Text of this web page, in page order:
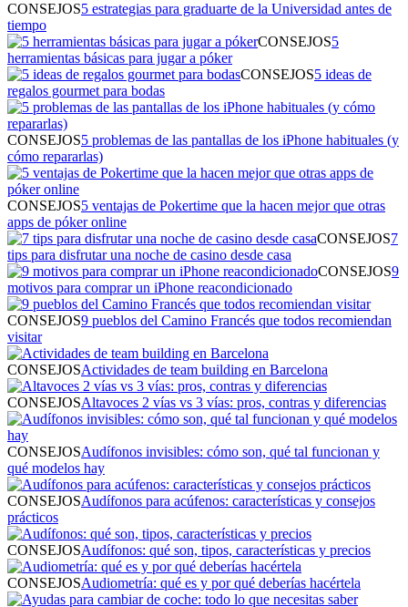
CONSEJOS5 estrategias para graduarte de la Universidad antes de
tiempo
CONSEJOS5
herramientas básicas para jugar a póker
CONSEJOS5 ideas de
regalos gourmet para bodas
CONSEJOS5 problemas de las pantallas de los iPhone habituales (y
cómo repararlas)
CONSEJOS5 ventajas de Pokertime que la hacen mejor que otras
apps de póker online
CONSEJOS7
tips para disfrutar una noche de casino desde casa
CONSEJOS9
motivos para comprar un iPhone reacondicionado
CONSEJOS9 pueblos del Camino Francés que todos recomiendan
visitar
CONSEJOSActividades de team building en Barcelona
CONSEJOSAltavoces 2 vías vs 3 vías: pros, contras y diferencias
CONSEJOSAudífonos invisibles: cómo son, qué tal funcionan y
qué modelos hay
CONSEJOSAudífonos para acúfenos: características y consejos
prácticos
CONSEJOSAudífonos: qué son, tipos, características y precios
CONSEJOSAudiometría: qué es y por qué deberías hacértela